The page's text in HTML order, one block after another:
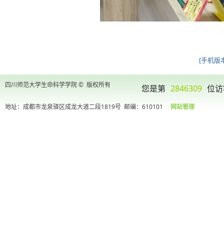
[手机版
四川师范大学生命科学学院 © 版权所有
地址：成都市龙泉驿区成龙大道二段1819号 邮编：610101 网站管理
您是第 2846309 位